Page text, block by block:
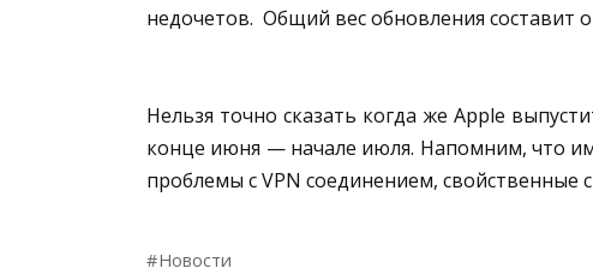
недочетов. Общий вес обновления составит
Нельзя точно сказать когда же Apple
конце июня — начале июля. Напомним, что
проблемы с VPN соединением, свойственные
Новости